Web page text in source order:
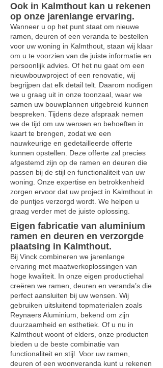
Ook in Kalmthout kan u rekenen
op onze jarenlange ervaring.
Wanneer u op het punt staat om nieuwe
ramen, deuren of een veranda te bestellen
voor uw woning in Kalmthout, staan wij klaar
om u te voorzien van de juiste informatie en
persoonlijk advies. Of het nu gaat om een
nieuwbouwproject of een renovatie, wij
begrijpen dat elk detail telt. Daarom nodigen
we u graag uit in onze toonzaal, waar we
samen uw bouwplannen uitgebreid kunnen
bespreken. Tijdens deze afspraak nemen
we de tijd om uw wensen en behoeften in
kaart te brengen, zodat we een
nauwkeurige en gedetailleerde offerte
kunnen opstellen. Deze offerte zal precies
afgestemd zijn op de ramen en deuren die
passen bij de stijl en functionaliteit van uw
woning. Onze expertise en betrokkenheid
zorgen ervoor dat uw project in Kalmthout in
de puntjes verzorgd wordt. We helpen u
graag verder met de juiste oplossing.
Eigen fabricatie van aluminium
ramen en deuren en verzorgde
plaatsing in Kalmthout.
Bij Vinck combineren we jarenlange
ervaring met maatwerkoplossingen van
hoge kwaliteit. In onze eigen productiehal
creëren we ramen, deuren en veranda’s die
perfect aansluiten bij uw wensen. Wij
gebruiken uitsluitend topmaterialen zoals
Reynaers Aluminium, bekend om zijn
duurzaamheid en esthetiek. Of u nu in
Kalmthout woont of elders, onze producten
bieden u de beste combinatie van
functionaliteit en stijl. Voor uw ramen,
deuren of een woonveranda kunt u rekenen